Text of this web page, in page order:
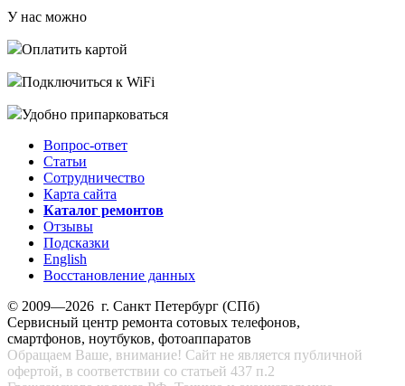
У нас можно
Оплатить картой
Подключиться к WiFi
Удобно припарковаться
Вопрос-ответ
Статьи
Сотрудничество
Карта сайта
Каталог ремонтов
Отзывы
Подсказки
English
Восстановление данных
© 2009—2026 г. Санкт Петербург (СПб)
Сервисный центр ремонта сотовых телефонов,
смартфонов, ноутбуков, фотоаппаратов
Обращаем Ваше, внимание! Сайт не является публичной
офертой, в соответствии со статьей 437 п.2